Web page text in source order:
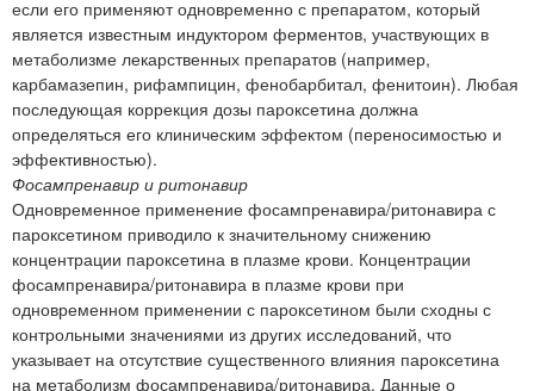
если его применяют одновременно с препаратом, который
является известным индуктором ферментов, участвующих в
метаболизме лекарственных препаратов (например,
карбамазепин, рифампицин, фенобарбитал, фенитоин). Любая
последующая коррекция дозы пароксетина должна
определяться его клиническим эффектом (переносимостью и
эффективностью).
Фосампренавир и ритонавир
Одновременное применение фосампренавира/ритонавира с
пароксетином приводило к значительному снижению
концентрации пароксетина в плазме крови. Концентрации
фосампренавира/ритонавира в плазме крови при
одновременном применении с пароксетином были сходны с
контрольными значениями из других исследований, что
указывает на отсутствие существенного влияния пароксетина
на метаболизм фосампренавира/ритонавира. Данные о